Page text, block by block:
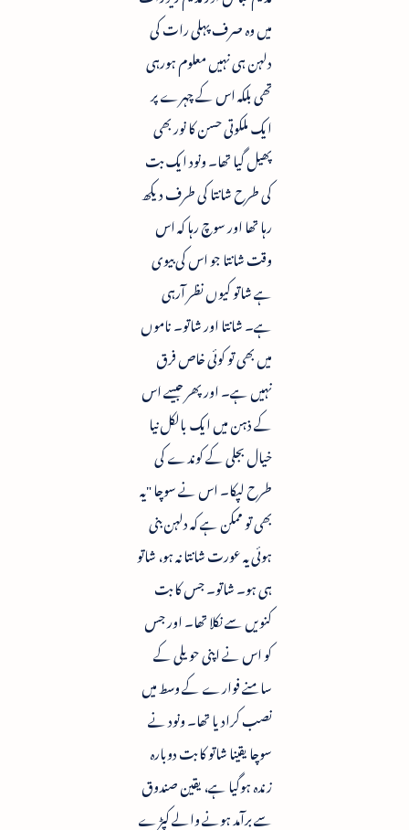
میں وہ صرف پہلی رات کی
دلہن ہی نہیں معلوم ہورہی
تھی بلکہ اس کے چہرے پر
ایک ملکوتی حسن کا نور بھی
پھیل گیا تھا۔ ونود ایک بت
کی طرح شانتا کی طرف دیکھ
رہا تھا اور سوچ رہا کہ اس
وقت شانتا جو اس کی بیوی
ہے شاتو کیوں نظر آرہی
ہے۔ شانتا اور شاتو۔ ناموں
میں بھی تو کوئی خاص فرق
نہیں ہے۔ اور پھر جیسے اس
کے ذہن میں ایک بالکل نیا
خیال بجلی کے کوندے کی
طرح لپکا۔ اس نے سوچا "یہ
بھی تو ممکن ہے کہ دلہن بنی
ہوئی یہ عورت شانتا نہ ہو، شاتو
ہی ہو۔ شاتو۔ جس کا بت
کنویں سے نکلا تھا۔ اور جس
کو اس نے اپنی حویلی کے
سامنے فوارے کے وسط میں
نصب کرادیا تھا۔ ونود نے
سوچا یقینا شاتو کا بت دوبارہ
زندہ ہوگیا ہے، یقین صندوق
سے برآمد ہونے والے کپڑے